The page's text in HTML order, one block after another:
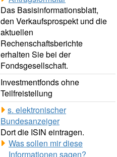
Das Basisinformationsblatt,
den Verkaufsprospekt und die
aktuellen
Rechenschaftsberichte
erhalten Sie bei der
Fondsgesellschaft.
Investmentfonds ohne
Teilfreistellung
s. elektronischer
Bundesanzeiger
Dort die ISIN eintragen.
Was sollen mir diese
Informationen sagen?